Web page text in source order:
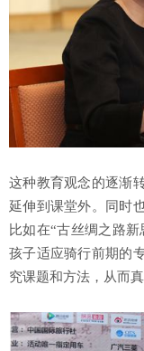
这种教育观念的逐渐
延伸到课堂外。同时
比如在“古丝绸之路
孩子适应骑行前期的
究课题和方法，从而